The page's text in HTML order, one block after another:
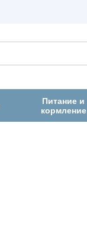
Питание и
кормление